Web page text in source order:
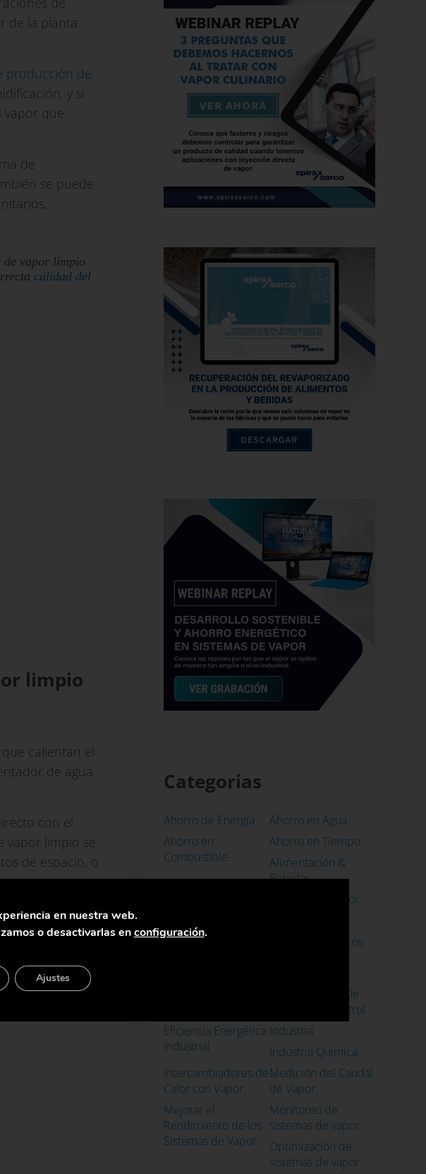
de la planta
producción de
y si
vapor que
de
se puede
de vapor limpio
calidad del
limpio
calientan el
de agua
con el
vapor limpio se
de espacio, o
«indirecto». Algo
de un
Categorias
Ahorro de Energía
Ahorro en Agua
Ahorro en
Combustible
Ahorro en Tiempo
Alimentación &
Bebidas
Calidad del Vapor
Caudalímetros para
Conceptos Básicos
Dimensionado De
Válvulas De Control
Eficiencia Energética
Industrial
Industria
Industria Química
Intercambiadores de
Calor con Vapor
Medición del Caudal
de Vapor
Mejorar el
Rendimiento de los
Sistemas de Vapor
Monitoreo de
sistemas de vapor
Optimización de
sistemas de vapor
en nuestra web.
o desactivarlas enconfiguración.
Ajustes